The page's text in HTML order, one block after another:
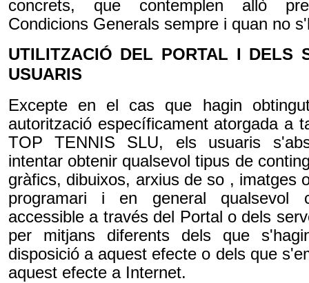
concrets, que contemplen allò
Condicions Generals sempre i quan no
UTILITZACIÓ DEL PORTAL I DELS
USUARIS
Excepte en el cas que hagin
autorització específicament atorgada a
TOP TENNIS SLU, els usuaris
intentar obtenir qualsevol tipus de
gràfics, dibuixos, arxius de so , imatges
programari i en general qualsevol
accessible a través del Portal o dels
per mitjans diferents dels que
disposició a aquest efecte o dels que
aquest efecte a Internet.